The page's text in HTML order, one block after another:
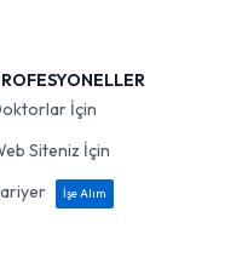
İçin
Siteniz İçin
İşe Alım